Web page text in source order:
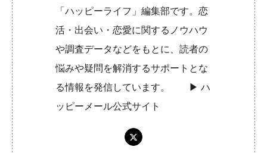
「ハッピーライフ」編集部です。恋
活・出会い・恋愛に関するノウハウ
や調査データなどをもとに、読者の
悩みや疑問を解消するサポートとな
る情報を発信しています。 ▶︎ハ
ッピーメール公式サイト